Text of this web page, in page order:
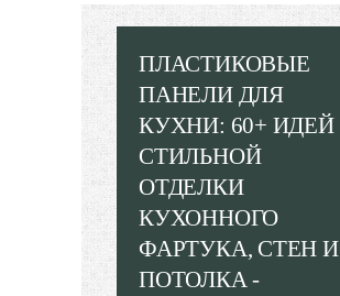
ПЛАСТИКОВЫЕ
ПАНЕЛИ ДЛЯ
КУХНИ: 60+ ИДЕЙ
СТИЛЬНОЙ
ОТДЕЛКИ
КУХОННОГО
ФАРТУКА, СТЕН И
ПОТОЛКА -